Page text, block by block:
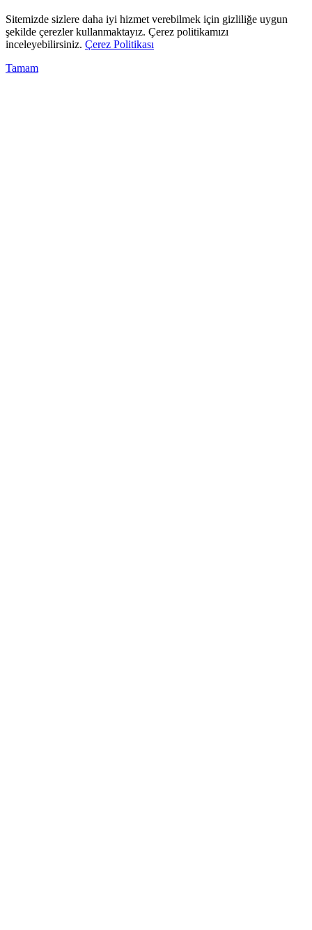
Sitemizde sizlere daha iyi hizmet verebilmek için gizliliğe uygun
şekilde çerezler kullanmaktayız. Çerez politikamızı
inceleyebilirsiniz. Çerez Politikası
Tamam